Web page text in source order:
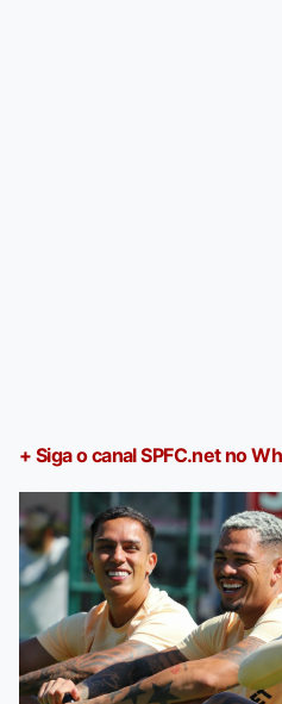
+ Siga o canal SPFC.net no